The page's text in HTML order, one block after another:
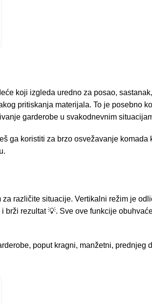
koji izgleda uredno za posao,
pritiskanja materijala. To je posebno
garderobe u svakodnevnim
ga koristiti za brzo osvežavanje
različite situacije. Vertikalni režim je
rezultat 💡. Sve ove funkcije
poput kragni, manžetni,